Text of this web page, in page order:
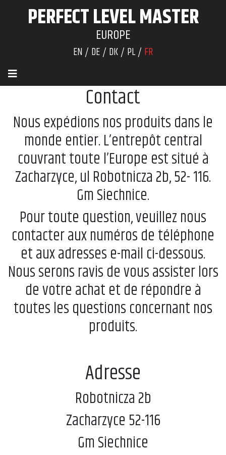
PERFECT LEVEL MASTER
EUROPE
EN DE DK PL FR
Contact
Nous expédions nos produits dans le
monde entier. L’entrepôt central
couvrant toute l’Europe est situé à
Zacharzyce, ul Robotnicza 2b, 52- 116.
Gm Siechnice.
Pour toute question, veuillez nous
contacter aux numéros de téléphone
et aux adresses e-mail ci-dessous.
Nous serons ravis de vous assister lors
de votre achat et de répondre à
toutes les questions concernant nos
produits.
Adresse
Robotnicza 2b
Zacharzyce 52-116
Gm Siechnice